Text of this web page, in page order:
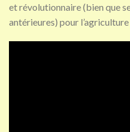
et révolutionnaire (bien que
antérieures) pour